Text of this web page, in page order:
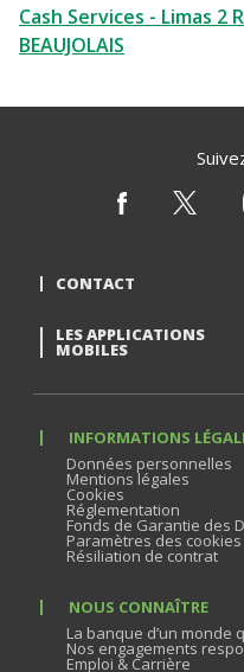
Cash Services - Limas 2
BEAUJOLAIS
CONTACT
LES APPLICATIONS
MOBILES
INFORMATIONS
Données personnelles
Mentions légales
Cookies
Réglementation
Fonds de Garantie des
Paramètres des cookies
Résiliation de contrat
NOUS CONNAÎTRE
La banque d’un monde
Nos engagements
Emploi & Carrière